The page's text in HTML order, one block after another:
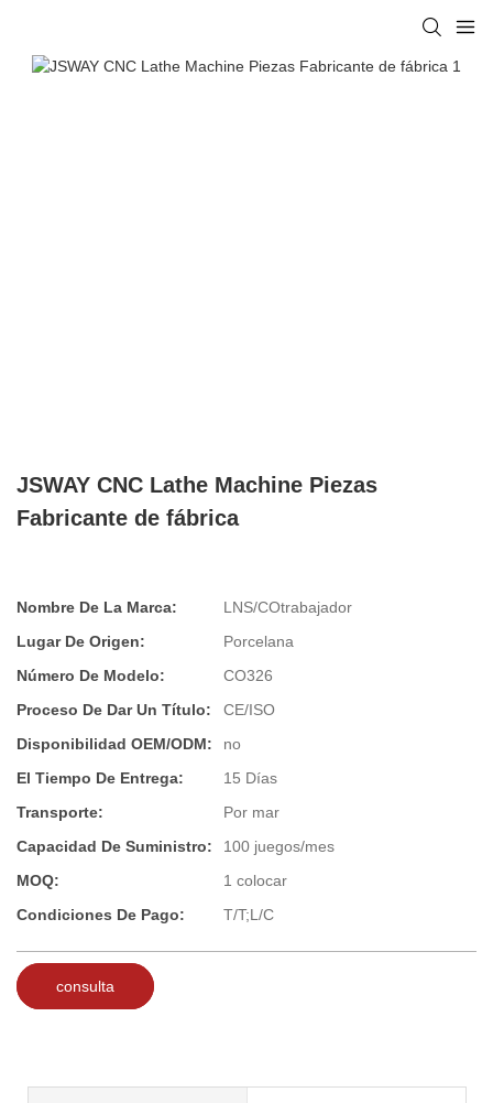
JSWAY CNC Lathe Machine Piezas
Fabricante de fábrica
Nombre De La Marca:
LNS/COtrabajador
Lugar De Origen:
Porcelana
Número De Modelo:
CO326
Proceso De Dar Un Título:
CE/ISO
Disponibilidad OEM/ODM:
no
El Tiempo De Entrega:
15 Días
Transporte:
Por mar
Capacidad De Suministro:
100 juegos/mes
MOQ:
1 colocar
Condiciones De Pago:
T/T;L/C
consulta